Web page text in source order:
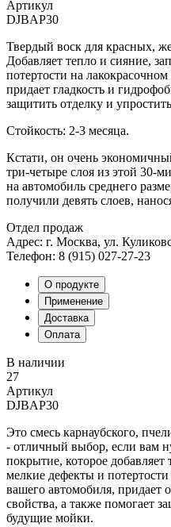
Артикул
DJBAP30
Твердый воск для красных,
Добавляет тепло и сияние,
потертости на
придает гладкость и
защитить отделку и
Стойкость: 2-3 месяца.
Кстати, он очень
три-четыре слоя из этой 30-
на автомобиль среднего
получили девять слоев,
Отдел продаж
Адрес: г. Москва, ул.
Телефон: 8 (915) 027-27-23
О продукте
Применение
Доставка
Оплата
В наличии
27
Артикул
DJBAP30
Это смесь карнаубского,
- отличный выбор, если вам
покрытие, которое добавляет
мелкие дефекты и
вашего автомобиля, придает
свойства, а также помогает
будущие мойки.